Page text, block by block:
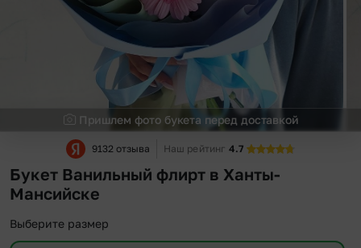
Пришлем фото букета перед доставкой
9132 отзыва Наш рейтинг 4.7
Букет Ванильный флирт в Ханты-
Мансийске
Выберите размер